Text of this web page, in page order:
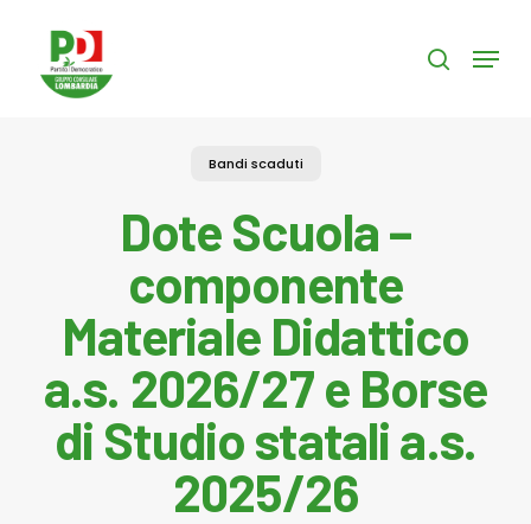
content
search
Menu
Bandi scaduti
Dote Scuola –
componente
Materiale Didattico
a.s. 2026/27 e Borse
di Studio statali a.s.
2025/26